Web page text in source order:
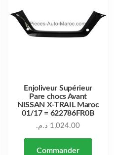
Enjoliveur Supérieur
Pare chocs Avant
NISSAN X-TRAIL Maroc
01/17 = 622786FR0B
1,024.00 د.م.
Commander